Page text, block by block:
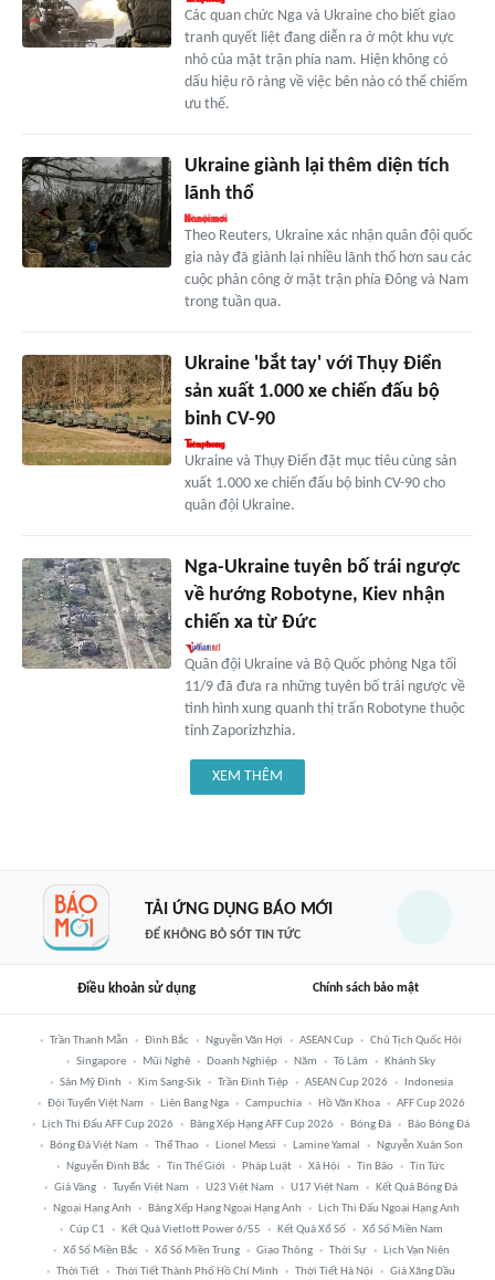
Các quan chức Nga và Ukraine cho biết giao
tranh quyết liệt đang diễn ra ở một khu vực
nhỏ của mặt trận phía nam. Hiện không có
dấu hiệu rõ ràng về việc bên nào có thể chiếm
ưu thế.
Ukraine giành lại thêm diện tích
lãnh thổ
Theo Reuters, Ukraine xác nhận quân đội quốc
gia này đã giành lại nhiều lãnh thổ hơn sau các
cuộc phản công ở mặt trận phía Đông và Nam
trong tuần qua.
Ukraine 'bắt tay' với Thụy Điển
sản xuất 1.000 xe chiến đấu bộ
binh CV-90
Ukraine và Thụy Điển đặt mục tiêu cùng sản
xuất 1.000 xe chiến đấu bộ binh CV-90 cho
quân đội Ukraine.
Nga-Ukraine tuyên bố trái ngược
về hướng Robotyne, Kiev nhận
chiến xa từ Đức
Quân đội Ukraine và Bộ Quốc phòng Nga tối
11/9 đã đưa ra những tuyên bố trái ngược về
tình hình xung quanh thị trấn Robotyne thuộc
tỉnh Zaporizhzhia.
XEM THÊM
TẢI ỨNG DỤNG BÁO MỚI
ĐỂ KHÔNG BỎ SÓT TIN TỨC
Điều khoản sử dụng Chính sách bảo mật
Trần Thanh Mẫn Đình Bắc Nguyễn Văn Hợi ASEAN Cup
Chủ Tịch Quốc Hội
Singapore
Mũi Nghê Doanh Nghiệp Năm Tô Lâm
Khánh Sky
Sân Mỹ Đình
Kim Sang-Sik Trần Đình Tiệp ASEAN Cup 2026
Indonesia
Đội Tuyển Việt Nam
Liên Bang Nga Campuchia Hồ Văn Khoa
AFF Cup 2026
Lịch Thi Đấu AFF Cup 2026
Bảng Xếp Hạng AFF Cup 2026 Bóng Đá
Báo Bóng Đá
Bóng Đá Việt Nam
Thể Thao Lionel Messi Lamine Yamal
Nguyễn Xuân Son
Nguyễn Đình Bắc
Tin Thế Giới Pháp Luật Xã Hội Tin Bão
Tin Tức
Giá Vàng
Tuyển Việt Nam U23 Việt Nam U17 Việt Nam
Kết Quả Bóng Đá
Ngoại Hạng Anh
Bảng Xếp Hạng Ngoại Hạng Anh
Lịch Thi Đấu Ngoại Hạng Anh
Cúp C1
Kết Quả Vietlott Power 6/55 Kết Quả Xổ Số
Xổ Số Miền Nam
Xổ Số Miền Bắc
Xổ Số Miền Trung Giao Thông Thời Sự
Lịch Vạn Niên
Thời Tiết
Thời Tiết Thành Phố Hồ Chí Minh Thời Tiết Hà Nội Giá Xăng Dầu